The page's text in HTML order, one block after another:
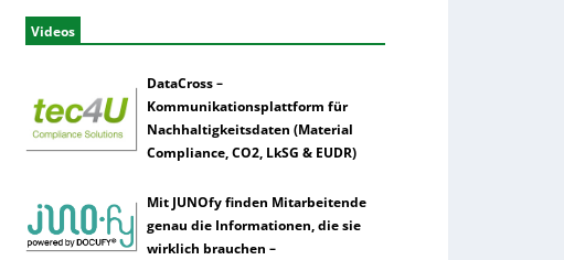
Videos
DataCross –
Kommunikationsplattform für
Nachhaltigkeitsdaten (Material
Compliance, CO2, LkSG & EUDR)
Mit JUNOfy finden Mitarbeitende
genau die Informationen, die sie
wirklich brauchen –